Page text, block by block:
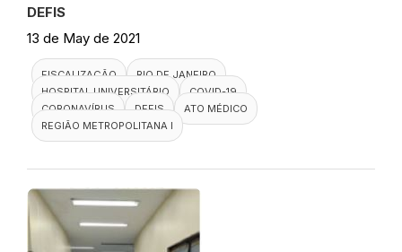
DEFIS
13 de May de 2021
FISCALIZAÇÃO
RIO DE JANEIRO
HOSPITAL UNIVERSITÁRIO
COVID-19
CORONAVÍRUS
DEFIS
ATO MÉDICO
REGIÃO METROPOLITANA I